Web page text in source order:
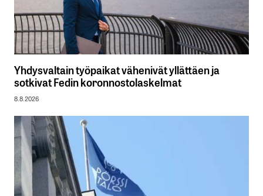
Yhdysvaltain työpaikat vähenivät yllättäen ja
sotkivat Fedin koronnostolaskelmat
8.8.2026